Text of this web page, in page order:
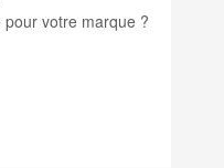
votre marque ?